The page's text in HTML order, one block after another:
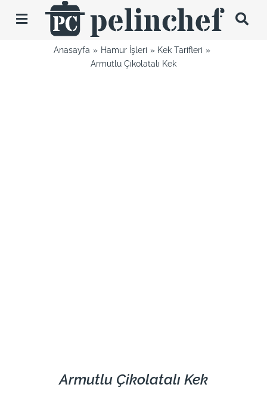
Toggle
Navigation
TariflerAnasayfa Hamur İşleri
Kek Tarifleri
Armutlu Çikolatalı Kek
Armutlu Çikolatalı Kek